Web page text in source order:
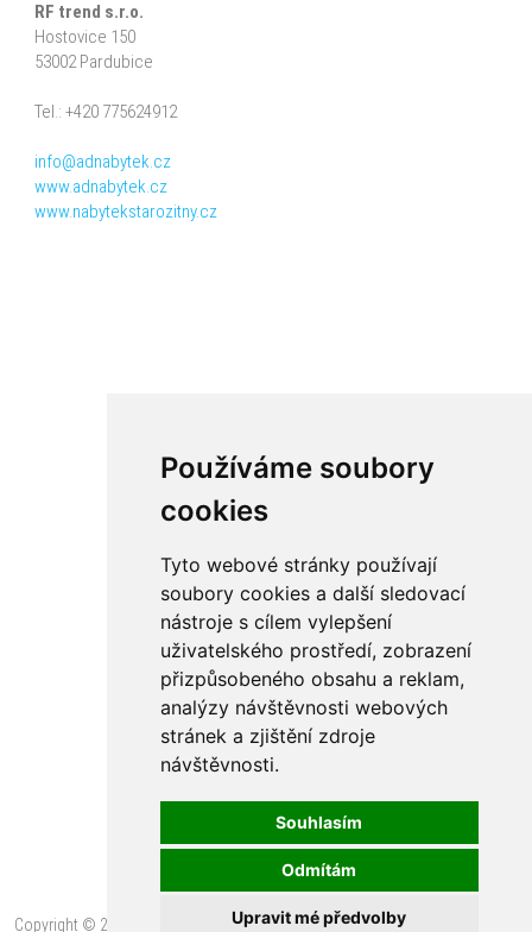
Používáme soubory
cookies
Tyto webové stránky používají
soubory cookies a další sledovací
nástroje s cílem vylepšení
uživatelského prostředí, zobrazení
přizpůsobeného obsahu a reklam,
analýzy návštěvnosti webových
stránek a zjištění zdroje
návštěvnosti.
Souhlasím
Odmítám
Upravit mé předvolby
RF trend s.r.o.
Hostovice 150
53002 Pardubice
Tel.: +420 775624912
info@adnabytek.cz
www.adnabytek.cz
www.nabytekstarozitny.cz
Copyright © 2015 Antik design | teak – nábytek z masivu, zakázková výroba